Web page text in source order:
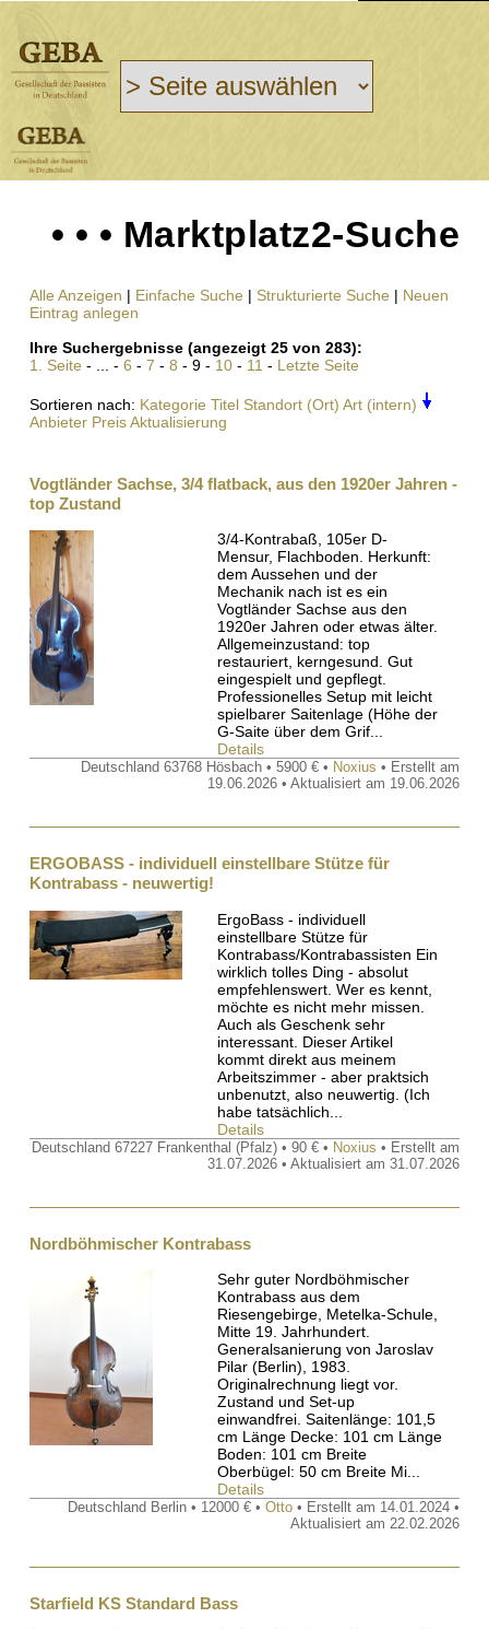
• • • Marktplatz2-Suche
Alle Anzeigen | Einfache Suche | Strukturierte Suche | Neuen
Eintrag anlegen
Ihre Suchergebnisse (angezeigt 25 von 283):
1. Seite - ... - 6 - 7 - 8 - 9 - 10 - 11 - Letzte Seite
Sortieren nach: Kategorie Titel Standort (Ort) Art (intern)
Anbieter PreisAktualisierung
Vogtländer Sachse, 3/4 flatback, aus den 1920er Jahren -
top Zustand
3/4-Kontrabaß, 105er D-
Mensur, Flachboden. Herkunft:
dem Aussehen und der
Mechanik nach ist es ein
Vogtländer Sachse aus den
1920er Jahren oder etwas älter.
Allgemeinzustand: top
restauriert, kerngesund. Gut
eingespielt und gepflegt.
Professionelles Setup mit leicht
spielbarer Saitenlage (Höhe der
G-Saite über dem Grif...
Details
Deutschland 63768 Hösbach • 5900 € • Noxius • Erstellt am
19.06.2026 • Aktualisiert am 19.06.2026
ERGOBASS - individuell einstellbare Stütze für
Kontrabass - neuwertig!
ErgoBass - individuell
einstellbare Stütze für
Kontrabass/Kontrabassisten Ein
wirklich tolles Ding - absolut
empfehlenswert. Wer es kennt,
möchte es nicht mehr missen.
Auch als Geschenk sehr
interessant. Dieser Artikel
kommt direkt aus meinem
Arbeitszimmer - aber praktsich
unbenutzt, also neuwertig. (Ich
habe tatsächlich...
Details
Deutschland 67227 Frankenthal (Pfalz) • 90 € • Noxius • Erstellt am
31.07.2026 • Aktualisiert am 31.07.2026
Nordböhmischer Kontrabass
Sehr guter Nordböhmischer
Kontrabass aus dem
Riesengebirge, Metelka-Schule,
Mitte 19. Jahrhundert.
Generalsanierung von Jaroslav
Pilar (Berlin), 1983.
Originalrechnung liegt vor.
Zustand und Set-up
einwandfrei. Saitenlänge: 101,5
cm Länge Decke: 101 cm Länge
Boden: 101 cm Breite
Oberbügel: 50 cm Breite Mi...
Details
Deutschland Berlin • 12000 € • Otto • Erstellt am 14.01.2024 •
Aktualisiert am 22.02.2026
Starfield KS Standard Bass